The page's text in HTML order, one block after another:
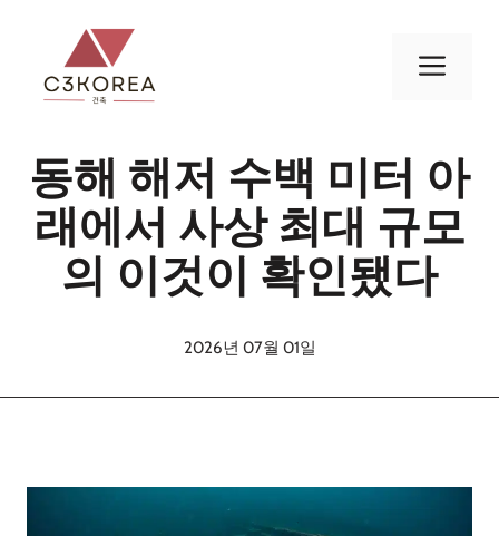
메
동해 해저 수백 미터 아
래에서 사상 최대 규모
의 이것이 확인됐다
2026년 07월 01일